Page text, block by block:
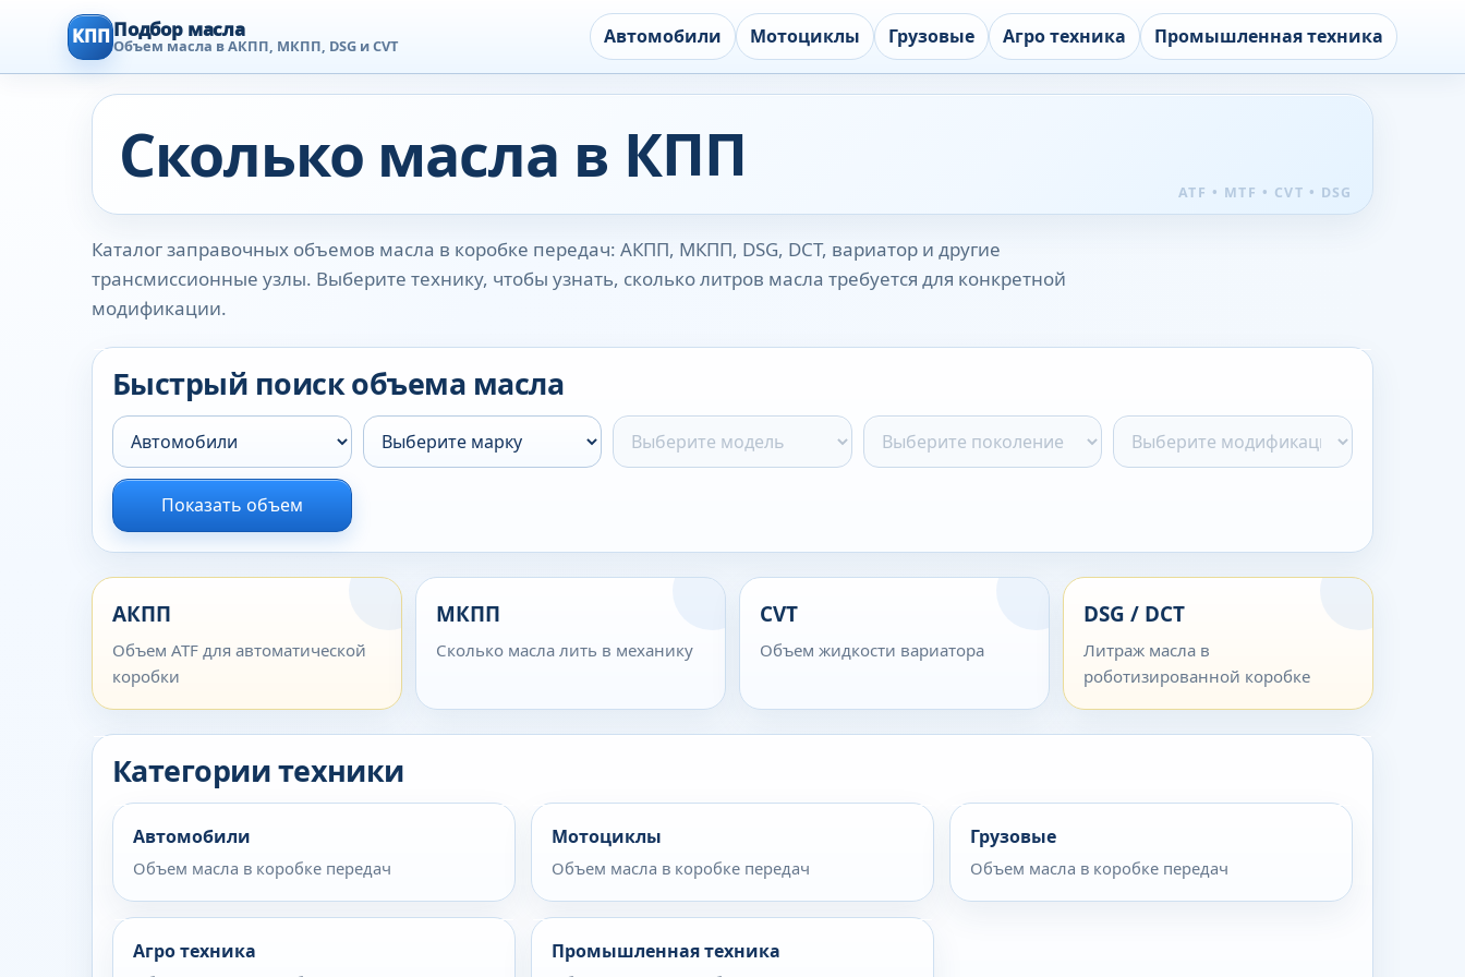
КПП Подбор масла
Объем масла в АКПП, МКПП, DSG и CVT Автомобили Мотоциклы Грузовые Агро техника Промышленная техника
Сколько масла в КПП
Каталог заправочных объемов масла в коробке передач: АКПП, МКПП, DSG, DCT, вариатор и другие
трансмиссионные узлы. Выберите технику, чтобы узнать, сколько литров масла требуется для конкретной
модификации.
Быстрый поиск объема масла
Показать объем
АКПП
Объем ATF для автоматической
коробки
МКПП
Сколько масла лить в механику
CVT
Объем жидкости вариатора
DSG / DCT
Литраж масла в
роботизированной коробке
Категории техники
Автомобили
Объем масла в коробке передач
Мотоциклы
Объем масла в коробке передач
Грузовые
Объем масла в коробке передач
Агро техника Промышленная техника